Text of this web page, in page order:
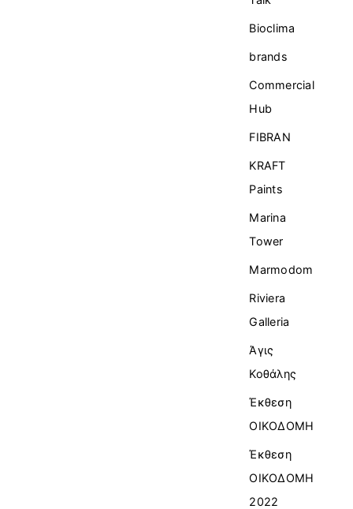
Bioclima
brands
Commercial
Ηub
FIBRAN
KRAFT
Paints
Marina
Tower
Marmodom
Riviera
Galleria
Άγις
Κοθάλης
Έκθεση
ΟΙΚΟΔΟΜΗ
Έκθεση
ΟΙΚΟΔΟΜΗ
2022